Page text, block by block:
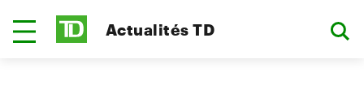
Actualités TD